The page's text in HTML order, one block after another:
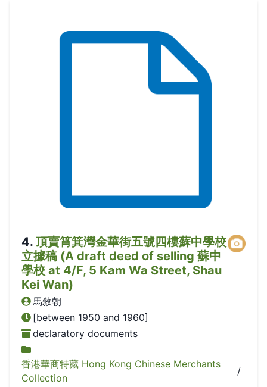
4. 頂賣筲箕灣金華街五號四樓蘇中學校
立據稿 (A draft deed of selling 蘇中
學校 at 4/F, 5 Kam Wa Street, Shau
Kei Wan)
馬敘朝
[between 1950 and 1960]
declaratory documents
香港華商特藏 Hong Kong Chinese Merchants
Collection
/